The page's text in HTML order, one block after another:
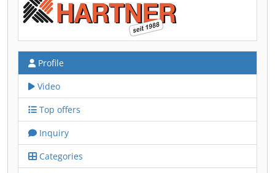
Profile
Video
Top offers
Inquiry
Categories